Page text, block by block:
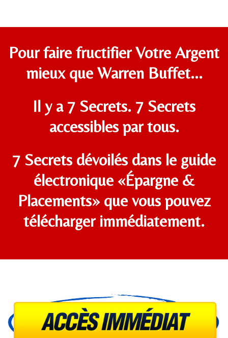
Pour faire fructifier Votre Argent
mieux que Warren Buffet...
Il y a 7 Secrets. 7 Secrets
accessibles par tous.
7 Secrets dévoilés dans le guide
électronique «Épargne &
Placements» que vous pouvez
télécharger immédiatement.